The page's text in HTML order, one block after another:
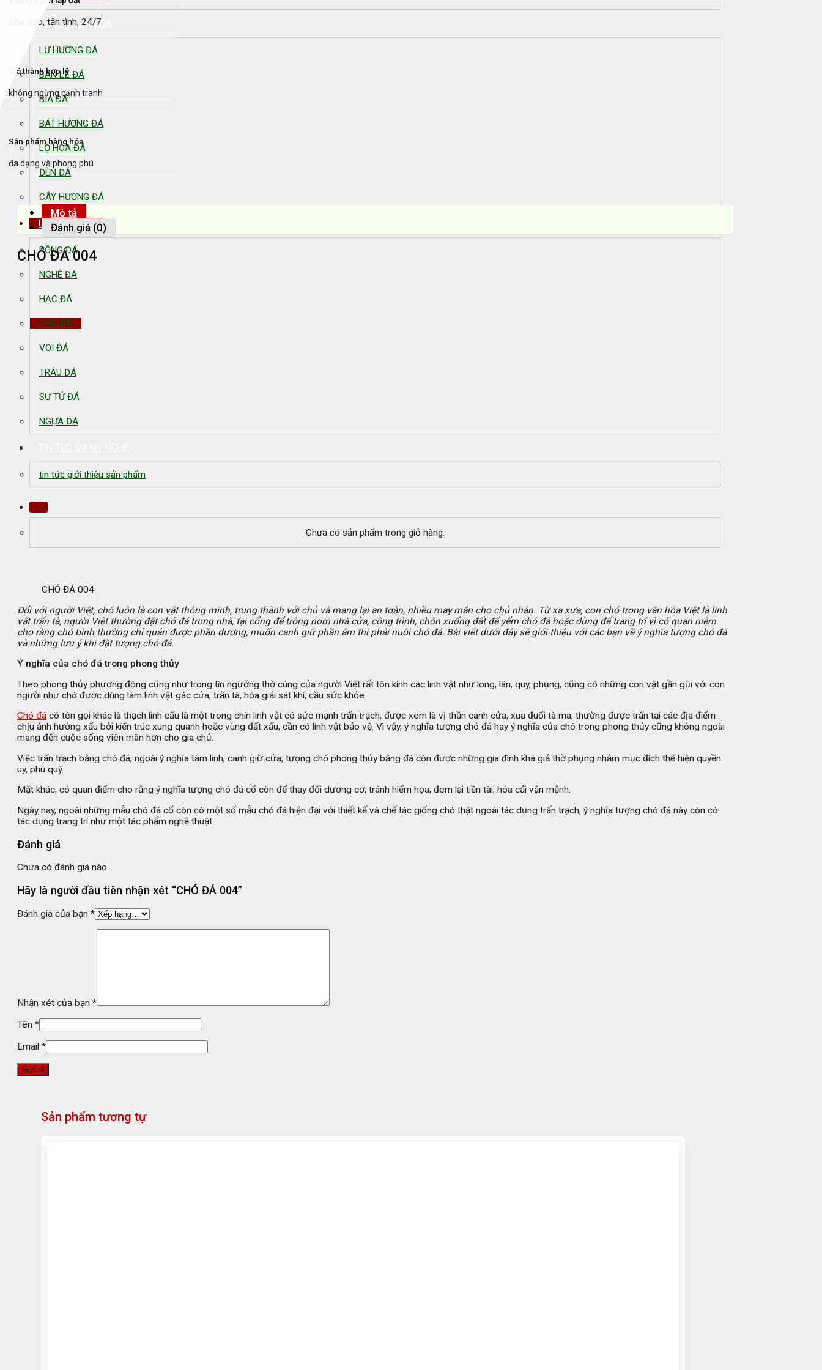
ĐỒ THỜ BẰNG ĐÁ
LƯ HƯƠNG ĐÁ
BÀN LỄ ĐÁ
BIA ĐÁ
BÁT HƯƠNG ĐÁ
LỌ HOA ĐÁ
ĐÈN ĐÁ
CÂY HƯƠNG ĐÁ
LINH VẬT ĐÁ
RỒNG ĐÁ
NGHÊ ĐÁ
HẠC ĐÁ
CHÓ ĐÁ
VOI ĐÁ
TRÂU ĐÁ
SƯ TỬ ĐÁ
NGỰA ĐÁ
tin tức giới thiệu sản phẩm
Chưa có sản phẩm trong giỏ hàng.
Chu đáo, tận tình, 24/7
Giá thành hợp lý
không ngừng cạnh tranh
Sản phẩm hàng hóa
đa dạng và phong phú
Mô tả
Đánh giá (0)
CHÓ ĐÁ 004
CHÓ ĐÁ 004
Đối với người Việt, chó luôn là con vật thông minh, trung thành với chủ và mang lại an toàn, nhiều may mắn cho chủ nhân. Từ xa xưa, con chó trong văn hóa Việt là linh
vật trấn tà, người Việt thường đặt chó đá trong nhà, tại cổng để trông nom nhà cửa, công trình, chôn xuống đất để yểm chó đá hoặc dùng để trang trí vì có quan niệm
cho rằng chó bình thường chỉ quản được phần dương, muốn canh giữ phần âm thì phải nuôi chó đá. Bài viết dưới đây sẽ giới thiệu với các bạn về ý nghĩa tượng chó đá
và những lưu ý khi đặt tượng chó đá.
Ý nghĩa của chó đá trong phong thủy
Theo phong thủy phương đông cũng như trong tín ngưỡng thờ cúng của người Việt rất tôn kính các linh vật như long, lân, quy, phụng, cũng có những con vật gần gũi với con
người như chó được dùng làm linh vật gác cửa, trấn tà, hóa giải sát khí, cầu sức khỏe.
Chó đá có tên gọi khác là thạch linh cẩu là một trong chín linh vật có sức mạnh trấn trạch, được xem là vị thần canh cửa, xua đuổi tà ma, thường được trấn tại các địa điểm
chịu ảnh hưởng xấu bởi kiến trúc xung quanh hoặc vùng đất xấu, cần có linh vật bảo vệ. Vì vậy, ý nghĩa tượng chó đá hay ý nghĩa của chó trong phong thủy cũng không ngoài
mang đến cuộc sống viên mãn hơn cho gia chủ.
Việc trấn trạch bằng chó đá, ngoài ý nghĩa tâm linh, canh giữ cửa, tượng chó phong thủy bằng đá còn được những gia đình khá giả thờ phụng nhằm mục đích thể hiện quyền
uy, phú quý.
Mặt khác, có quan điểm cho rằng ý nghĩa tượng chó đá cổ còn để thay đổi dương cơ, tránh hiểm họa, đem lại tiền tài, hóa cải vận mệnh.
Ngày nay, ngoài những mẫu chó đá cổ còn có một số mẫu chó đá hiện đại với thiết kế và chế tác giống chó thật ngoài tác dụng trấn trạch, ý nghĩa tượng chó đá này còn có
tác dụng trang trí như một tác phẩm nghệ thuật.
Đánh giá
Chưa có đánh giá nào.
Hãy là người đầu tiên nhận xét “CHÓ ĐÁ 004”
Đánh giá của bạn *
Nhận xét của bạn *
Tên *
Email *
Sản phẩm tương tự